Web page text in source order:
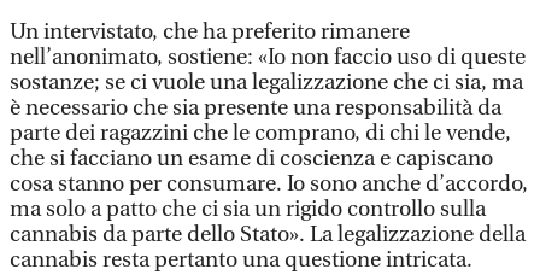
Un intervistato, che ha preferito rimanere
nell’anonimato, sostiene: «Io non faccio uso di queste
sostanze; se ci vuole una legalizzazione che ci sia, ma
è necessario che sia presente una responsabilità da
parte dei ragazzini che le comprano, di chi le vende,
che si facciano un esame di coscienza e capiscano
cosa stanno per consumare. Io sono anche d’accordo,
ma solo a patto che ci sia un rigido controllo sulla
cannabis da parte dello Stato». La legalizzazione della
cannabis resta pertanto una questione intricata.